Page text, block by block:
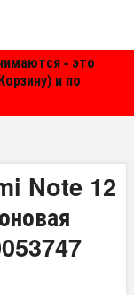
- это
и по
Note 12